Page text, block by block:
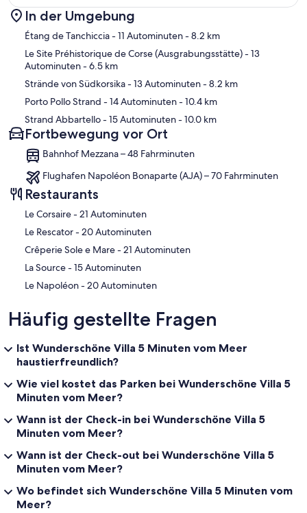
Karte
In der Umgebung
Étang de Tanchiccia- 11 Autominuten- 8.2 km
Le Site Préhistorique de Corse (Ausgrabungsstätte)- 13
Autominuten- 6.5 km
Strände von Südkorsika- 13 Autominuten- 8.2 km
Porto Pollo Strand - 14 Autominuten- 10.4 km
Strand Abbartello- 15 Autominuten- 10.0 km
Fortbewegung vor Ort
Bahnhof Mezzana – 48 Fahrminuten
Flughafen Napoléon Bonaparte (AJA) – 70 Fahrminuten
Restaurants
‪Le Corsaire - ‬21 Autominuten
‪Le Rescator - ‬20 Autominuten
‪Crêperie Sole e Mare - ‬21 Autominuten
‪La Source - ‬15 Autominuten
‪Le Napoléon - ‬20 Autominuten
Häufig gestellte Fragen
Ist Wunderschöne Villa 5 Minuten vom Meer
haustierfreundlich?
Wie viel kostet das Parken bei Wunderschöne Villa 5
Minuten vom Meer?
Wann ist der Check-in bei Wunderschöne Villa 5
Minuten vom Meer?
Wann ist der Check-out bei Wunderschöne Villa 5
Minuten vom Meer?
Wo befindet sich Wunderschöne Villa 5 Minuten vom
Meer?